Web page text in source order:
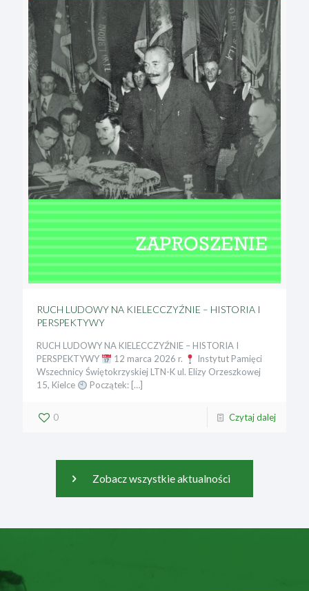
RUCH LUDOWY NA KIELECCZYŹNIE – HISTORIA I
PERSPEKTYWY
RUCH LUDOWY NA KIELECCZYŹNIE – HISTORIA I
PERSPEKTYWY
12 marca 2026 r.
Instytut Pamięci
Wszechnicy Świętokrzyskiej LTN-K ul. Elizy Orzeszkowej
15, Kielce
Początek:[…]
0 Czytaj dalej
Zobacz wszystkie aktualności